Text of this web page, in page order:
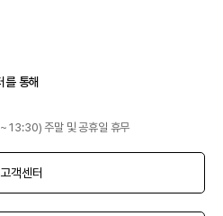
통해
13:30) 주말 및 공휴일 휴무
고객센터